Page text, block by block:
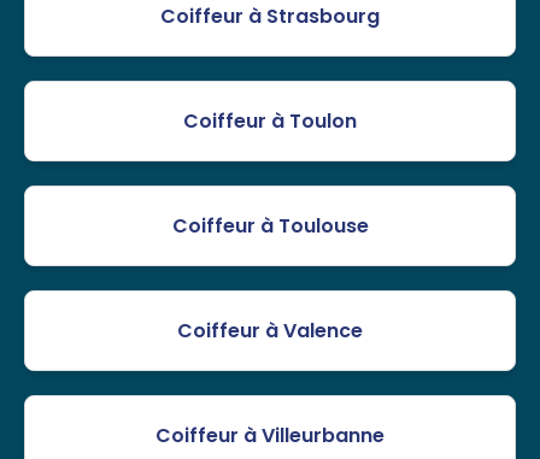
Coiffeur à Strasbourg
Coiffeur à Toulon
Coiffeur à Toulouse
Coiffeur à Valence
Coiffeur à Villeurbanne